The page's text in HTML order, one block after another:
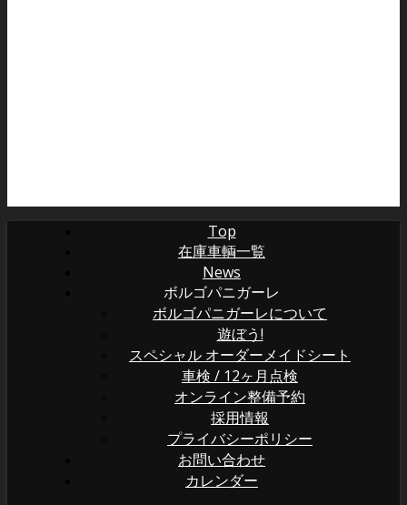
Top
在庫車輌一覧
News
ボルゴパニガーレ
ボルゴパニガーレについて
遊ぼう!
スペシャル オーダーメイドシート
車検 / 12ヶ月点検
オンライン整備予約
採用情報
プライバシーポリシー
お問い合わせ
カレンダー